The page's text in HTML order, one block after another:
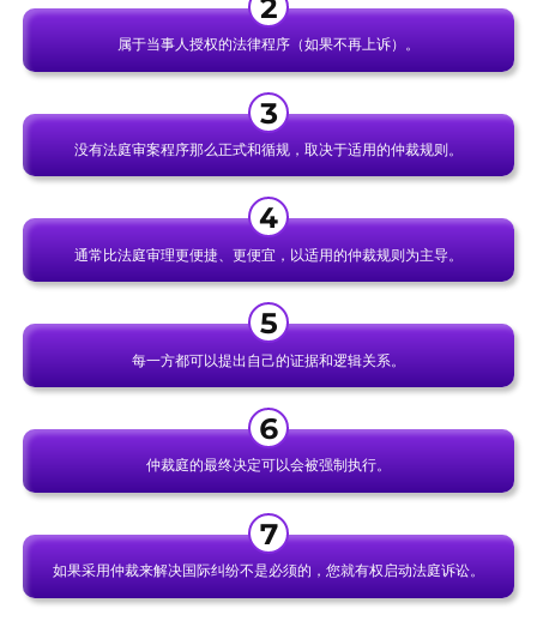
属于当事人授权的法律程序（如果不再上诉）。
没有法庭审案程序那么正式和循规，取决于适用的仲裁规则。
通常比法庭审理更便捷、更便宜，以适用的仲裁规则为主导。
每一方都可以提出自己的证据和逻辑关系。
仲裁庭的最终决定可以会被强制执行。
如果采用仲裁来解决国际纠纷不是必须的，您就有权启动法庭诉讼。